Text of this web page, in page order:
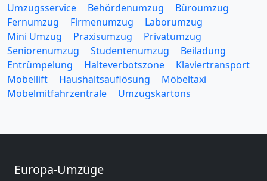
Umzugsservice Behördenumzug
Büroumzug
Fernumzug
Firmenumzug
Laborumzug
Mini Umzug
Praxisumzug
Privatumzug
Seniorenumzug
Studentenumzug
Beiladung
Entrümpelung
Halteverbotszone
Klaviertransport
Möbellift
Haushaltsauflösung
Möbeltaxi
Möbelmitfahrzentrale
Umzugskartons
Europa-Umzüge